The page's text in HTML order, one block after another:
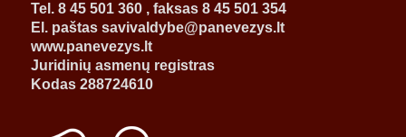
Tel. 8 45 501 360 , faksas 8 45 501 354
El. paštas savivaldybe@panevezys.lt
www.panevezys.lt
Juridinių asmenų registras
Kodas 288724610